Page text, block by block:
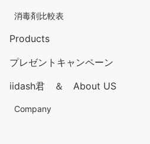
消毒剤比較表
Products
プレゼントキャンペーン
iidash君 ＆ About US
Company